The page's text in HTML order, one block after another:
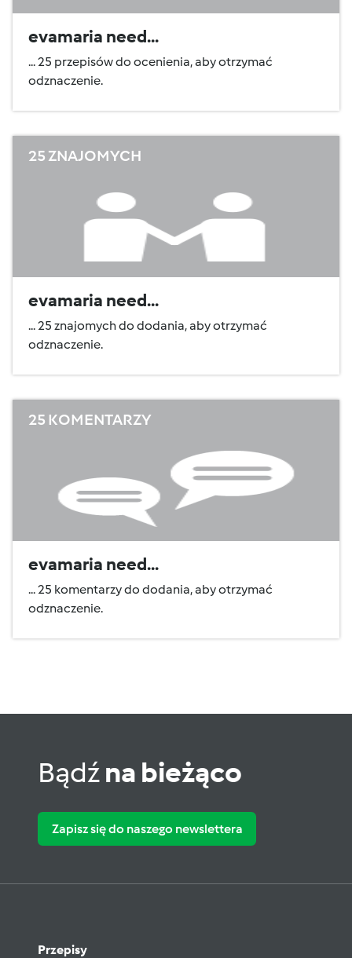
evamaria need...
... 25 przepisów do ocenienia, aby otrzymać
odznaczenie.
25 ZNAJOMYCH
evamaria need...
... 25 znajomych do dodania, aby otrzymać
odznaczenie.
25 KOMENTARZY
evamaria need...
... 25 komentarzy do dodania, aby otrzymać
odznaczenie.
Bądźna bieżąco
Zapisz się do naszego newslettera
Przepisy